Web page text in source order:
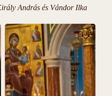
András és Vándor Ilka